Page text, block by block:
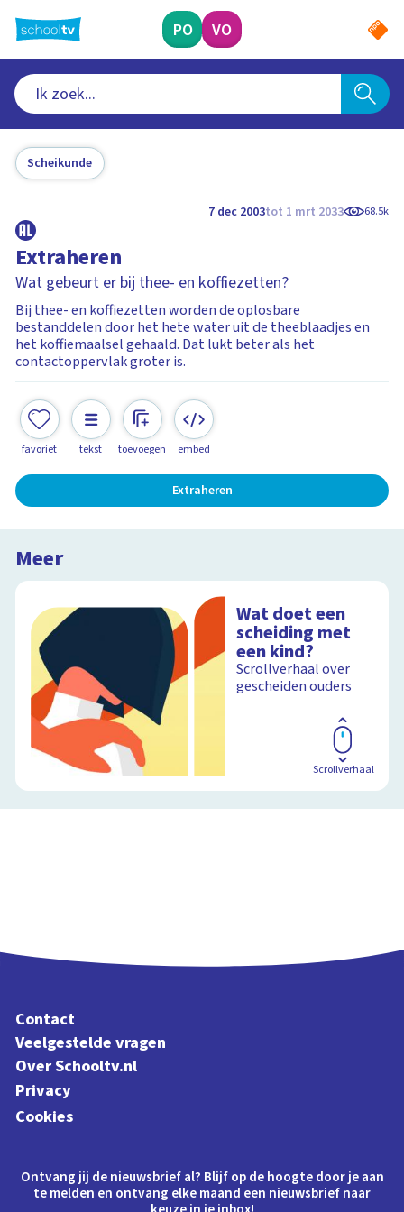
naar
hoofdinhoud
PO VO
Scheikunde
7 dec 2003tot 1 mrt 2033 68.5k
Extraheren
Wat gebeurt er bij thee- en koffiezetten?
Bij thee- en koffiezetten worden de oplosbare
bestanddelen door het hete water uit de theeblaadjes en
het koffiemaalsel gehaald. Dat lukt beter als het
contactoppervlak groter is.
favoriet tekst toevoegen embed
Extraheren
Meer
Wat doet een
scheiding met
een kind?
Scrollverhaal over
gescheiden ouders
Scrollverhaal
Contact
Veelgestelde vragen
Over Schooltv.nl
Privacy
Cookies
Ontvang jij de nieuwsbrief al? Blijf op de hoogte door je aan
te melden en ontvang elke maand een nieuwsbrief naar